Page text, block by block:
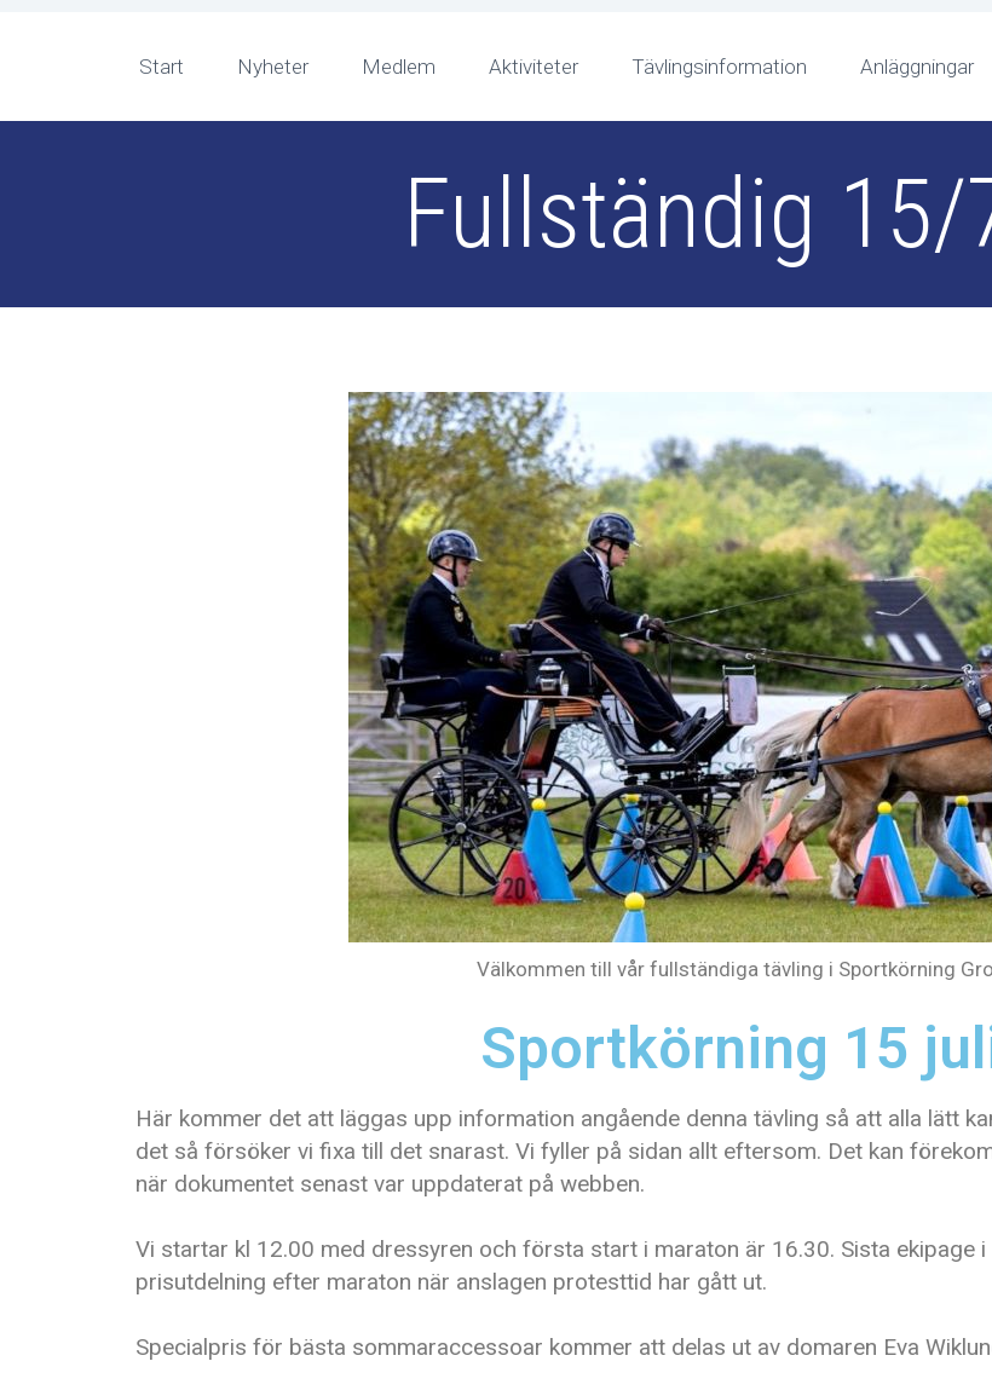
Start Nyheter Medlem Aktiviteter Tävlingsinformation Anläggningar
Fullständig 15/
Välkommen till vår fullständiga tävling i Sportkörning
Sportkörning 15
Här kommer det att läggas upp information angående denna tävling så att alla lätt
det så försöker vi fixa till det snarast. Vi fyller på sidan allt eftersom. Det kan
när dokumentet senast var uppdaterat på webben.
Vi startar kl 12.00 med dressyren och första start i maraton är 16.30. Sista ekipage
prisutdelning efter maraton när anslagen protesttid har gått ut.
Specialpris för bästa sommaraccessoar kommer att delas ut av domaren Eva